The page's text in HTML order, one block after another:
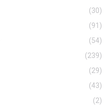
(30)
(91)
(54)
(239)
(29)
(43)
(2)